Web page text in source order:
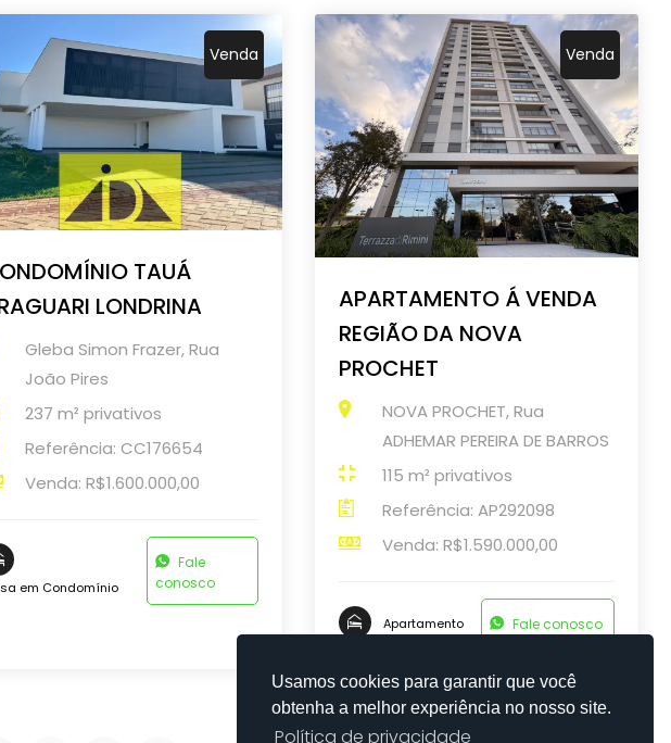
Usamos cookies para garantir que você
obtenha a melhor experiência no nosso site.
Política de privacidade
Venda
TAUÁ
LONDRINA
Gleba Simon Frazer, Rua
João Pires
237 m² privativos
Referência: CC176654
Venda: R$1.600.000,00
em Condomínio
Fale
conosco
Venda
APARTAMENTO Á VENDA
REGIÃO DA NOVA
PROCHET
NOVA PROCHET, Rua
ADHEMAR PEREIRA DE BARROS
115 m² privativos
Referência: AP292098
Venda: R$1.590.000,00
Apartamento Fale conosco